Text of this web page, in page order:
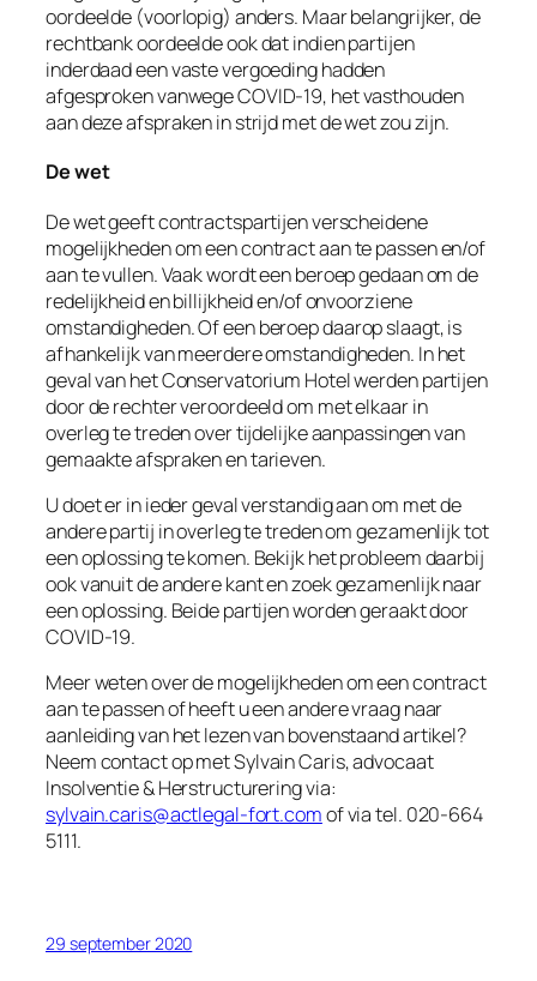
oordeelde (voorlopig) anders. Maar belangrijker, de
rechtbank oordeelde ook dat indien partijen
inderdaad een vaste vergoeding hadden
afgesproken vanwege COVID-19, het vasthouden
aan deze afspraken in strijd met de wet zou zijn.
De wet
De wet geeft contractspartijen verscheidene
mogelijkheden om een contract aan te passen en/of
aan te vullen. Vaak wordt een beroep gedaan om de
redelijkheid en billijkheid en/of onvoorziene
omstandigheden. Of een beroep daarop slaagt, is
afhankelijk van meerdere omstandigheden. In het
geval van het Conservatorium Hotel werden partijen
door de rechter veroordeeld om met elkaar in
overleg te treden over tijdelijke aanpassingen van
gemaakte afspraken en tarieven.
U doet er in ieder geval verstandig aan om met de
andere partij in overleg te treden om gezamenlijk tot
een oplossing te komen. Bekijk het probleem daarbij
ook vanuit de andere kant en zoek gezamenlijk naar
een oplossing. Beide partijen worden geraakt door
COVID-19.
Meer weten over de mogelijkheden om een contract
aan te passen of heeft u een andere vraag naar
aanleiding van het lezen van bovenstaand artikel?
Neem contact op met Sylvain Caris, advocaat
Insolventie & Herstructurering via:
sylvain.caris@actlegal-fort.comof via tel. 020-664
5111.
29 september 2020